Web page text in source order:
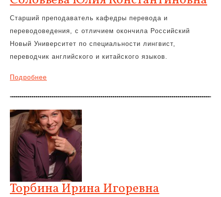
Старший преподаватель кафедры перевода и
переводоведения, с отличием окончила Российский
Новый Университет по специальности лингвист,
переводчик английского и китайского языков.
Подробнее
Торбина Ирина Игоревна